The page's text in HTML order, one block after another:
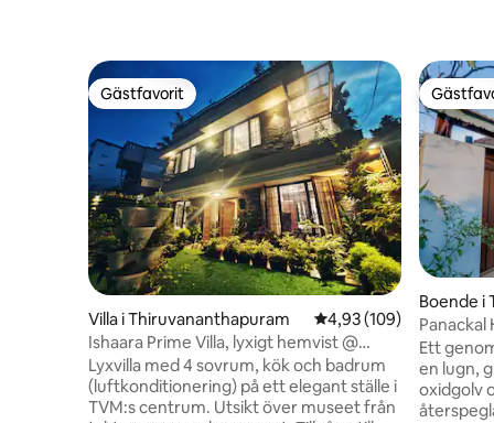
Gästfavorit
Gästfavorit
Villa i Thiruvananthapuram 4,93 av 5 i
4,93 (109)
Ishaara Prime Villa, lyxigt hemvist @
stadens centrum
Lyxvilla med 4 sovrum, kök och badrum
(luftkonditionering) på ett elegant ställe i
TVM:s centrum. Utsikt över museet från
Boende i
Panackal
Ett
en lugn,
oxidgolv